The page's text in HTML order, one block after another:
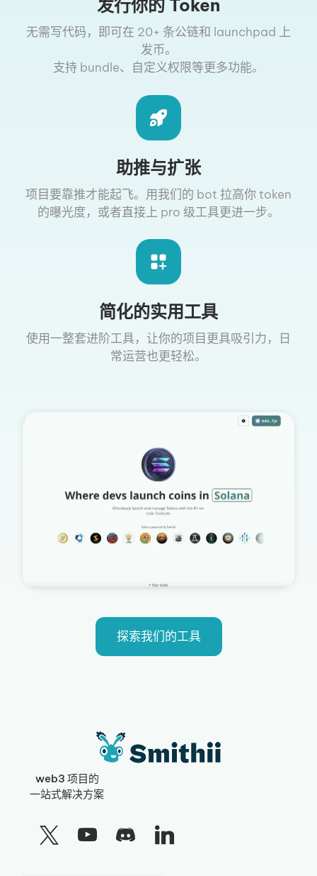
发行你的 Token
无需写代码，即可在 20+ 条公链和 launchpad 上
发币。
支持 bundle、自定义权限等更多功能。
助推与扩张
项目要靠推才能起飞。用我们的 bot 拉高你 token
的曝光度，或者直接上 pro 级工具更进一步。
简化的实用工具
使用一整套进阶工具，让你的项目更具吸引力，日
常运营也更轻松。
探索我们的工具
web3 项目的
一站式解决方案